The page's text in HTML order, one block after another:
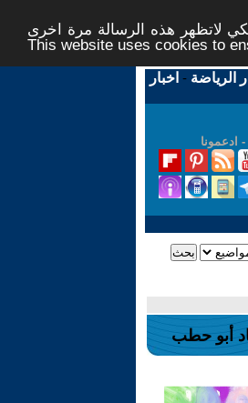
لاتظهر هذه الرسالة مرة اخرى -
This website uses cookies to
الرياضة - اخبار
- ادعمونا
أبو حطب